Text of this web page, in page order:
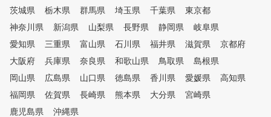
茨城県
栃木県 群馬県 埼玉県 千葉県
東京都
神奈川県
新潟県 山梨県 長野県 静岡県
岐阜県
愛知県
三重県 富山県 石川県 福井県 滋賀県
京都府
大阪府
兵庫県 奈良県 和歌山県 鳥取県
島根県
岡山県
広島県 山口県 徳島県 香川県 愛媛県
高知県
福岡県
佐賀県 長崎県 熊本県 大分県
宮崎県
鹿児島県
沖縄県